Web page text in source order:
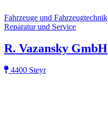
Fahrzeuge und Fahrzeugtechnik
Reparatur und Service
R. Vazansky GmbH
4400 Steyr